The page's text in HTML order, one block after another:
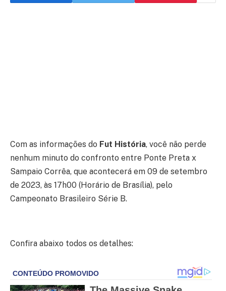
Com as informações do Fut História, você não perde
nenhum minuto do confronto entre Ponte Preta x
Sampaio Corrêa, que acontecerá em 09 de setembro
de 2023, às 17h00 (Horário de Brasília), pelo
Campeonato Brasileiro Série B.
Confira abaixo todos os detalhes: